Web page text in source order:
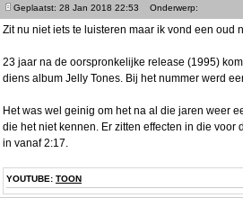
Geplaatst: 28 Jan 2018 22:53 Onderwerp:
Zit nu niet iets te luisteren maar ik vond een oud
23 jaar na de oorspronkelijke release (1995)
diens album Jelly Tones. Bij het nummer werd
Het was wel geinig om het na al die jaren weer
die het niet kennen. Er zitten effecten in die
in vanaf 2:17.
YOUTUBE: TOON